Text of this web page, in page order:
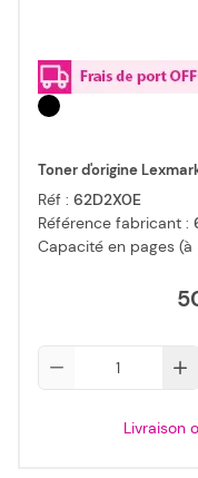
Toner d'origine
Réf : 62D2X0E
Référence fabricant :
Capacité en pages (à
Livraison